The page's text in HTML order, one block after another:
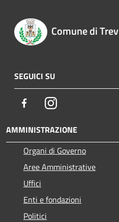
Comune di
SEGUICI SU
FacebookInstagram
AMMINISTRAZIONE
Organi di Governo
Aree Amministrative
Uffici
Enti e fondazioni
Politici